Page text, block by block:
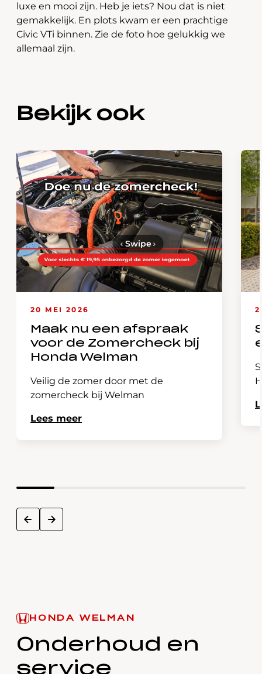
luxe en mooi zijn. Heb je iets? Nou dat is niet
gemakkelijk. En plots kwam er een prachtige
Civic VTi binnen. Zie de foto hoe gelukkig we
allemaal zijn.
Bekijk ook
20 MEI 2026
Maak nu een afspraak
voor de Zomercheck bij
Honda Welman
Veilig de zomer door met de
zomercheck bij Welman
Lees meer
prev next
‹ Swipe›
HONDA WELMAN
Onderhoud en
service